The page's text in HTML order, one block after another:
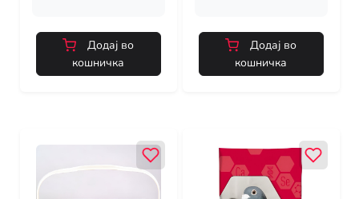
Додај во
кошничка
Додај во
кошничка